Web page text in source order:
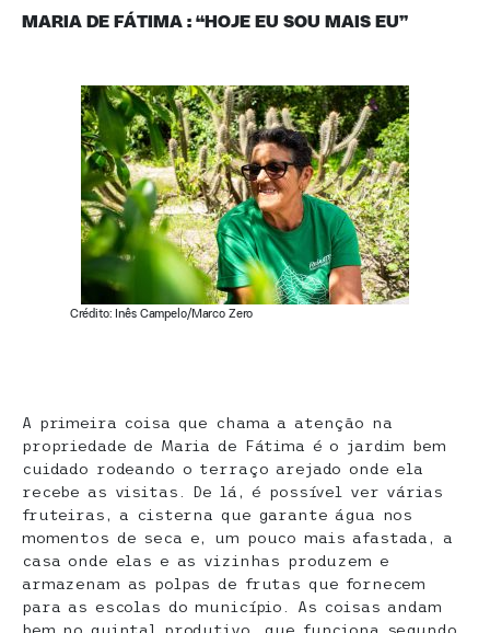
MARIA DE FÁTIMA : “HOJE EU SOU MAIS EU”
Crédito: Inês Campelo/Marco Zero
A primeira coisa que chama a atenção na
propriedade de Maria de Fátima é o jardim bem
cuidado rodeando o terraço arejado onde ela
recebe as visitas. De lá, é possível ver várias
fruteiras, a cisterna que garante água nos
momentos de seca e, um pouco mais afastada, a
casa onde elas e as vizinhas produzem e
armazenam as polpas de frutas que fornecem
para as escolas do município. As coisas andam